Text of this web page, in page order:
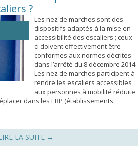
?
Les nez de marches sont des
dispositifs adaptés à la mise en
accessibilité des escaliers ; ceux-
ci doivent effectivement être
conformes aux normes décrites
dans l’arrêté du 8 décembre 2014.
Les nez de marches participent à
rendre les escaliers accessibles
aux personnes à mobilité réduite
dans les ERP (établissements
LA SUITE →